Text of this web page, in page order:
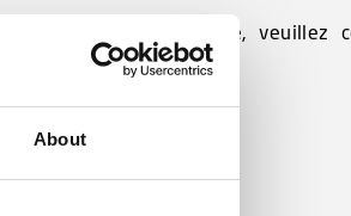
About
notre code de conduite, veuillez